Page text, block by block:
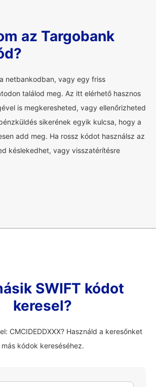
az Targobank
netbankodban, vagy egy friss
találod meg. Az itt elérhető hasznos
is megkeresheted, vagy ellenőrizheted
sikerének egyik kulcsa, hogy a
add meg. Ha rossz kódot használsz az
késlekedhet, vagy visszatérítésre
SWIFT kódot
keresel?
CMCIDEDDXXX? Használd a keresőnket
más kódok kereséséhez.